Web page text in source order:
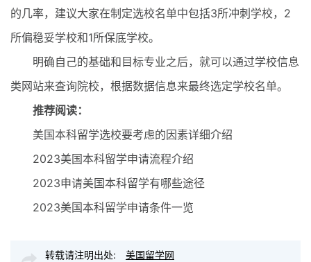
的几率，建议大家在制定选校名单中包括3所冲刺学校，2
所偏稳妥学校和1所保底学校。
明确自己的基础和目标专业之后，就可以通过学校信息
类网站来查询院校，根据数据信息来最终选定学校名单。
推荐阅读：
美国本科留学选校要考虑的因素详细介绍
2023美国本科留学申请流程介绍
2023申请美国本科留学有哪些途径
2023美国本科留学申请条件一览
转载请注明出处:
美国留学网